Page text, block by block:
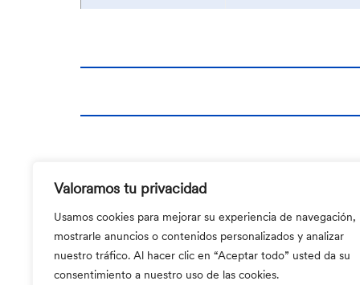
Valoramos tu privacidad
Usamos cookies para mejorar su experiencia de navegación,
mostrarle anuncios o contenidos personalizados y analizar
nuestro tráfico. Al hacer clic en “Aceptar todo” usted da su
consentimiento a nuestro uso de las cookies.